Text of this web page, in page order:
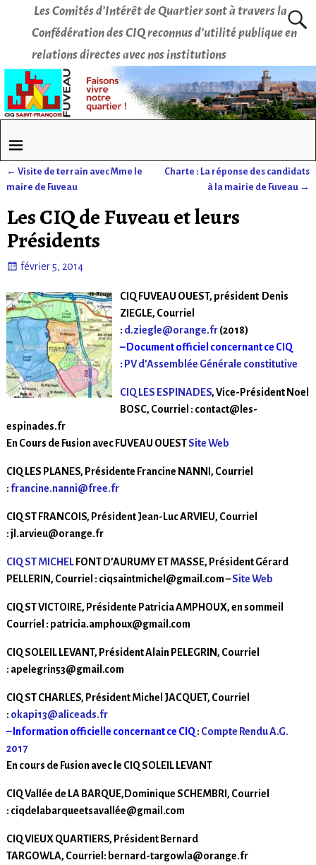
Les Comités d’Intérêt de Quartier sont à travers la
Confédération des CIQ reconnus d’utilité publique en
relations directes avec nos institutions
Navigation des articles
← Visite de terrain avec Mme le
maire de Fuveau
Charte : La réponse des candidats
à la mairie de Fuveau →
Les CIQ de Fuveau et leurs
Présidents
février 5, 2014
CIQ FUVEAU OUEST, président Denis
ZIEGLE, Courriel
: d.ziegle@orange.fr(2018)
– Document officiel concernant ce CIQ
: PV d’Assemblée Générale constitutive
CIQ LES ESPINADES, Vice-Président Noel
BOSC, Courriel : contact@les-
espinades.fr
En Cours de Fusion avec FUVEAU OUESTSite Web
CIQ LES PLANES, Présidente Francine NANNI, Courriel
: francine.nanni@free.fr
CIQ ST FRANCOIS, Président Jean-Luc ARVIEU, Courriel
: jl.arvieu@orange.fr
CIQ ST MICHELFONT D’AURUMY ET MASSE, Président Gérard
PELLERIN, Courriel : ciqsaintmichel@gmail.com –Site Web
CIQ ST VICTOIRE, Présidente Patricia AMPHOUX, en sommeil
Courriel : patricia.amphoux@gmail.com
CIQ SOLEIL LEVANT, Président Alain PELEGRIN, Courriel
: apelegrin53@gmail.com
CIQ ST CHARLES, Président Michel JACQUET, Courriel
: okapi13@aliceads.fr
– Information officielle concernant ce CIQ : Compte Rendu A.G.
2017
En cours de Fusion avec le CIQ SOLEIL LEVANT
CIQ Vallée de LA BARQUE,Dominique SCHEMBRI, Courriel
: ciqdelabarqueetsavallée@gmail.com
CIQ VIEUX QUARTIERS, Président Bernard
TARGOWLA, Courriel: bernard-targowla@orange.fr